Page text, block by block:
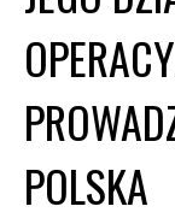
POLSKA